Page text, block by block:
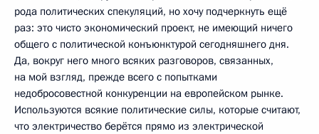
рода политических спекуляций, но хочу подчеркнуть ещё
раз: это чисто экономический проект, не имеющий ничего
общего с политической конъюнктурой сегодняшнего дня.
Да, вокруг него много всяких разговоров, связанных,
на мой взгляд, прежде всего с попытками
недобросовестной конкуренции на европейском рынке.
Используются всякие политические силы, которые считают,
что электричество берётся прямо из электрической